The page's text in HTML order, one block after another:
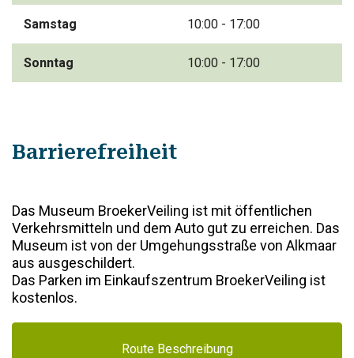
Samstag 10:00 - 17:00
Sonntag 10:00 - 17:00
Barrierefreiheit
Das Museum BroekerVeiling ist mit öffentlichen
Verkehrsmitteln und dem Auto gut zu erreichen. Das
Museum ist von der Umgehungsstraße von Alkmaar
aus ausgeschildert.
Das Parken im Einkaufszentrum BroekerVeiling ist
kostenlos.
Route Beschreibung